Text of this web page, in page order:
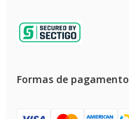
Formas de pagamento